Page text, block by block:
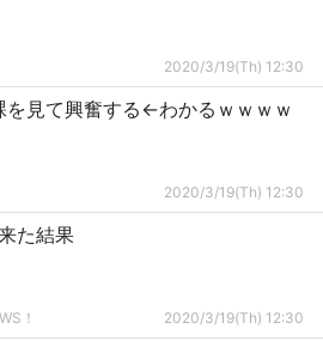
2020/3/19(Th) 12:30
を見て興奮する←わかるｗｗｗｗ
2020/3/19(Th) 12:30
た結果
！ 2020/3/19(Th) 12:30